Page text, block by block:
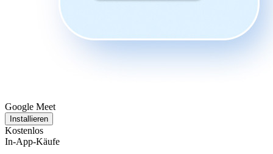
Google Meet
Installieren
Kostenlos
In-App-Käufe